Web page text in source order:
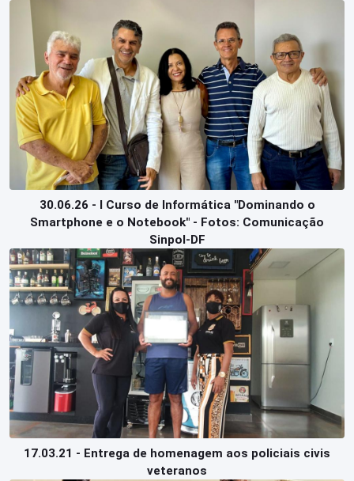
30.06.26 - I Curso de Informática "Dominando o
Smartphone e o Notebook" - Fotos: Comunicação
Sinpol-DF
17.03.21 - Entrega de homenagem aos policiais civis
veteranos